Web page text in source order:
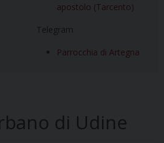
apostolo (Tarcento)
Telegram
Parrocchia di Artegna
di Udine